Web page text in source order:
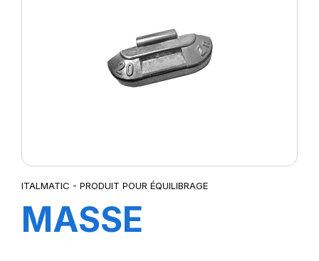
ITALMATIC - PRODUIT POUR ÉQUILIBRAGE
MASSE